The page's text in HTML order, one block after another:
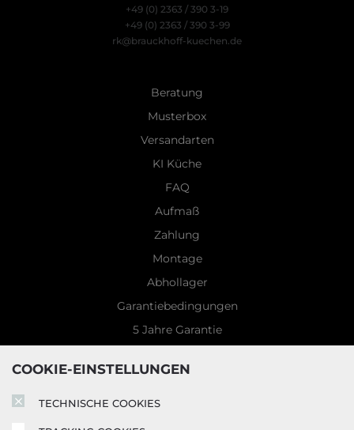
COOKIE-EINSTELLUNGEN
TECHNISCHE COOKIES
+49 (0) 2363 / 390 3-19
+49 (0) 2363 / 390 3-99
rk@brauckhoff-kuechen.de
Beratung
Musterbox
Versandarten
KI Küche
FAQ
Aufmaß
Zahlung
Montage
Abhollager
Garantiebedingungen
5 Jahre Garantie